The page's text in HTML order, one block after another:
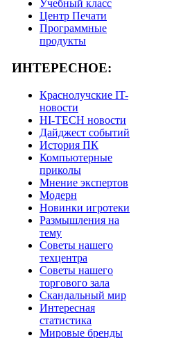
Учебный класс
Центр Печати
Программные
продукты
ИНТЕРЕСНОЕ:
Краснолучские IT-
новости
HI-TECH новости
Дайджест событий
История ПК
Компьютерные
приколы
Мнение экспертов
Модерн
Новинки игротеки
Размышления на
тему
Советы нашего
техцентра
Советы нашего
торгового зала
Скандальный мир
Интересная
статистика
Мировые бренды